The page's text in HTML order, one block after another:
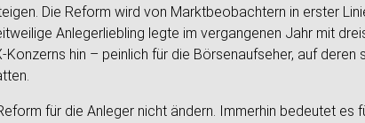
Die Reform wird von Marktbeobachtern in erster
Anlegerliebling legte im vergangenen Jahr mit
Konzerns hin – peinlich für die Börsenaufseher, auf
für die Anleger nicht ändern. Immerhin bedeutet es